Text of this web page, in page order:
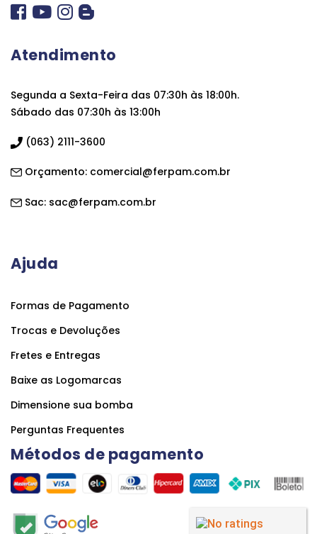
Atendimento
Segunda a Sexta-Feira das 07:30h às 18:00h.
Sábado das 07:30h às 13:00h
(063) 2111-3600
Orçamento: comercial@ferpam.com.br
Sac: sac@ferpam.com.br
Ajuda
Formas de Pagamento
Trocas e Devoluções
Fretes e Entregas
Baixe as Logomarcas
Dimensione sua bomba
Perguntas Frequentes
Métodos de pagamento